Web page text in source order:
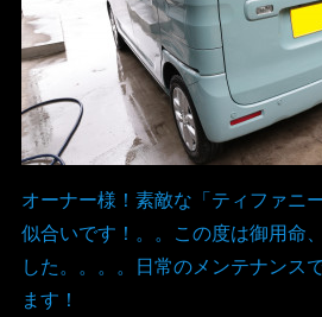
オーナー様！素敵な「ティファニ
似合いです！。。この度は御用命
した。。。。日常のメンテナンス
ます！